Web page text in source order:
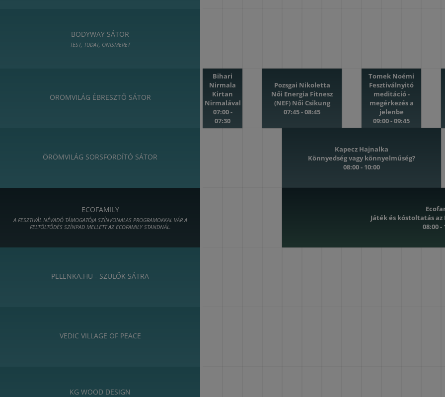
BODYWAY SÁTOR
TEST, TUDAT, ÖNISMERET
ÖRÖMVILÁG ÉBRESZTŐ SÁTOR
ÖRÖMVILÁG SORSFORDÍTÓ SÁTOR
ECOFAMILY
A FESZTIVÁL NÉVADÓ TÁMOGATÓJA SZÍNVONALAS PROGRAMOKKAL VÁR A
FELTÖLTŐDÉS SZÍNPAD MELLETT AZ ECOFAMILY STANDNÁL.
PELENKA.HU - SZÜLŐK SÁTRA
VEDIC VILLAGE OF PEACE
KG WOOD DESIGN
Bihari
Nirmala
Kirtan
Nirmalával
07:00 -
07:30
Pozsgai Nikoletta
Női Energia Fitnesz
(NEF) Női Csikung
07:45 - 08:45
Tomek Noémi
Fesztiválnyitó
meditáció -
megérkezés a
jelenbe
09:00 - 09:45
Kapecz Hajnalka
Könnyedség vagy könnyelműség?
08:00 - 10:00
Játék és kóstoltatás
08:00 -